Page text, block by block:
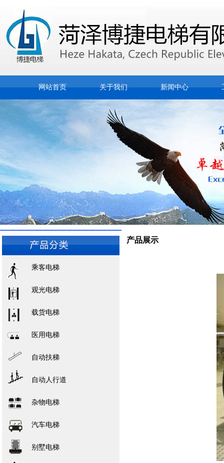
网站首页 关于我们 新闻中心
乘客电梯
观光电梯
载货电梯
医用电梯
自动扶梯
自动人行道
杂物电梯
汽车电梯
别墅电梯
产品展示